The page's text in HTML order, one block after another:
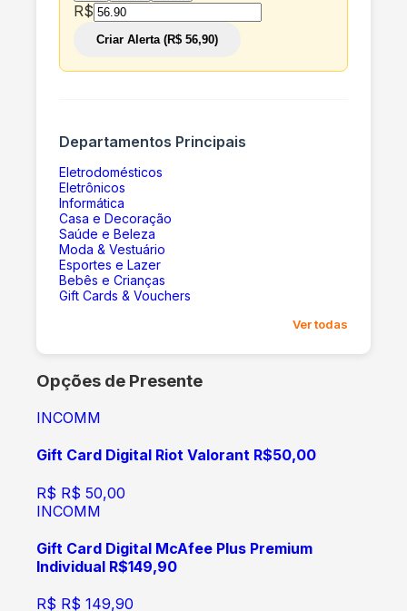
R$
Criar Alerta (R$ 56,90)
Departamentos Principais
Eletrodomésticos
Eletrônicos
Informática
Casa e Decoração
Saúde e Beleza
Moda & Vestuário
Esportes e Lazer
Bebês e Crianças
Gift Cards & Vouchers
Ver todas
Opções de Presente
INCOMM
Gift Card Digital Riot Valorant R$50,00
R$ R$ 50,00
INCOMM
Gift Card Digital McAfee Plus Premium
Individual R$149,90
R$ R$ 149,90